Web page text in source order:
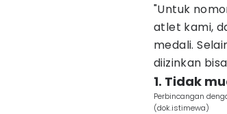
"Untuk
atlet kami,
medali.
diizinkan
1. Tidak
Perbincangan
(dok.istimewa)